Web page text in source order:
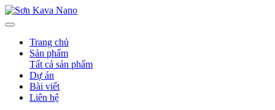
Trang chủ
Sản phẩm
Tất cả sản phẩm
Dự án
Bài viết
Liên hệ